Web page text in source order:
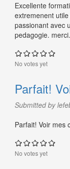
Excellente
extremenent
passionant avec
pedagogie. merci.
No votes yet
Parfait!
Submitted by
Parfait! Voir mes
No votes yet